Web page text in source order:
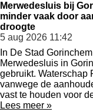
Merwedesluis bij
minder vaak door
droogte
5 aug 2026 11:42
In De Stad
Merwedesluis in
gebruikt. Waterschap
vanwege de
vast te houden voor
Lees meer »